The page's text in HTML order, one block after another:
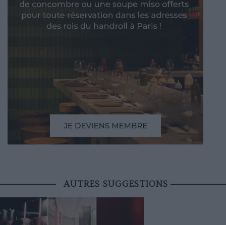
AUTRES SUGGESTIONS